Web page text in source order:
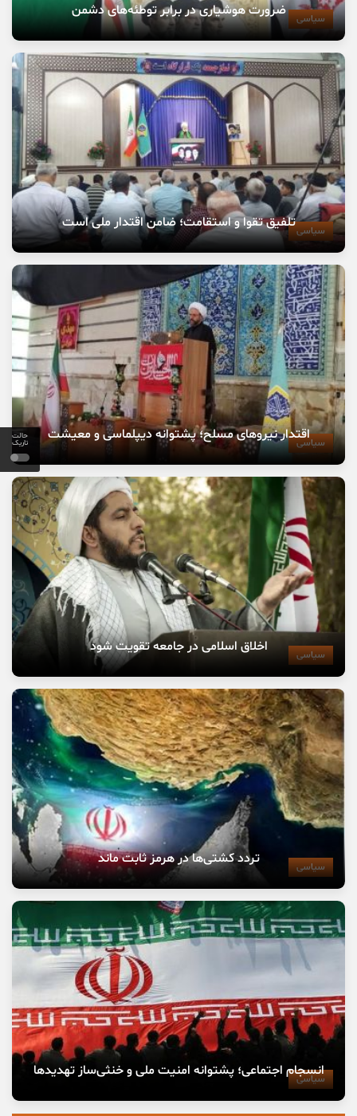
حالت
تاریک
سیاسی ضرورت هوشیاری در برابر توطئه‌های دشمن
سیاسیتلفیق تقوا و استقامت؛ ضامن اقتدار ملی است
سیاسیاقتدار نیروهای مسلح؛ پشتوانه دیپلماسی و معیشت
سیاسی اخلاق اسلامی در جامعه تقویت شود
سیاسی تردد کشتی‌ها در هرمز ثابت ماند
سیاسی
انسجام اجتماعی؛ پشتوانه امنیت ملی و خنثی‌ساز تهدیدها